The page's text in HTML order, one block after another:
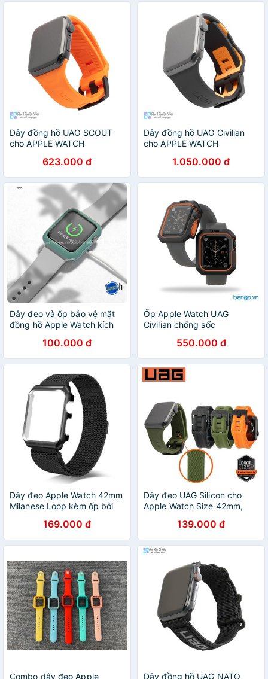
Dây đồng hồ UAG SCOUT
cho APPLE WATCH
623.000 đ
Dây đồng hồ UAG Civilian
cho APPLE WATCH
1.050.000 đ
Dây đeo và ốp bảo vệ mặt
đồng hồ Apple Watch kích
41mm/42mm/44mm/45mm
100.000 đ
Ốp Apple Watch UAG
Civilian chống sốc
550.000 đ
Dây đeo Apple Watch 42mm
Milanese Loop kèm ốp bởi
169.000 đ
Dây đeo UAG Silicon cho
Apple Watch Size 42mm,
sang trọng139.000 đ
Combo dây đeo Apple
Dây đồng hồ UAG NATO